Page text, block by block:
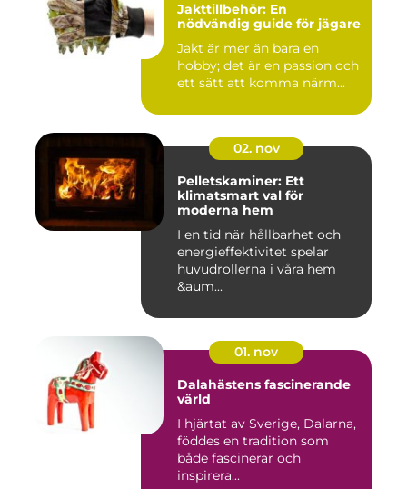
Jakttillbehör: En
nödvändig guide för jägare
Jakt är mer än bara en
hobby; det är en passion och
ett sätt att komma närm...
02. nov
Pelletskaminer: Ett
klimatsmart val för
moderna hem
I en tid när hållbarhet och
energieffektivitet spelar
huvudrollerna i våra hem
&aum...
01. nov
Dalahästens fascinerande
värld
I hjärtat av Sverige, Dalarna,
föddes en tradition som
både fascinerar och
inspirera...